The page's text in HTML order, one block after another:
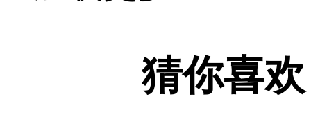
猜你喜欢